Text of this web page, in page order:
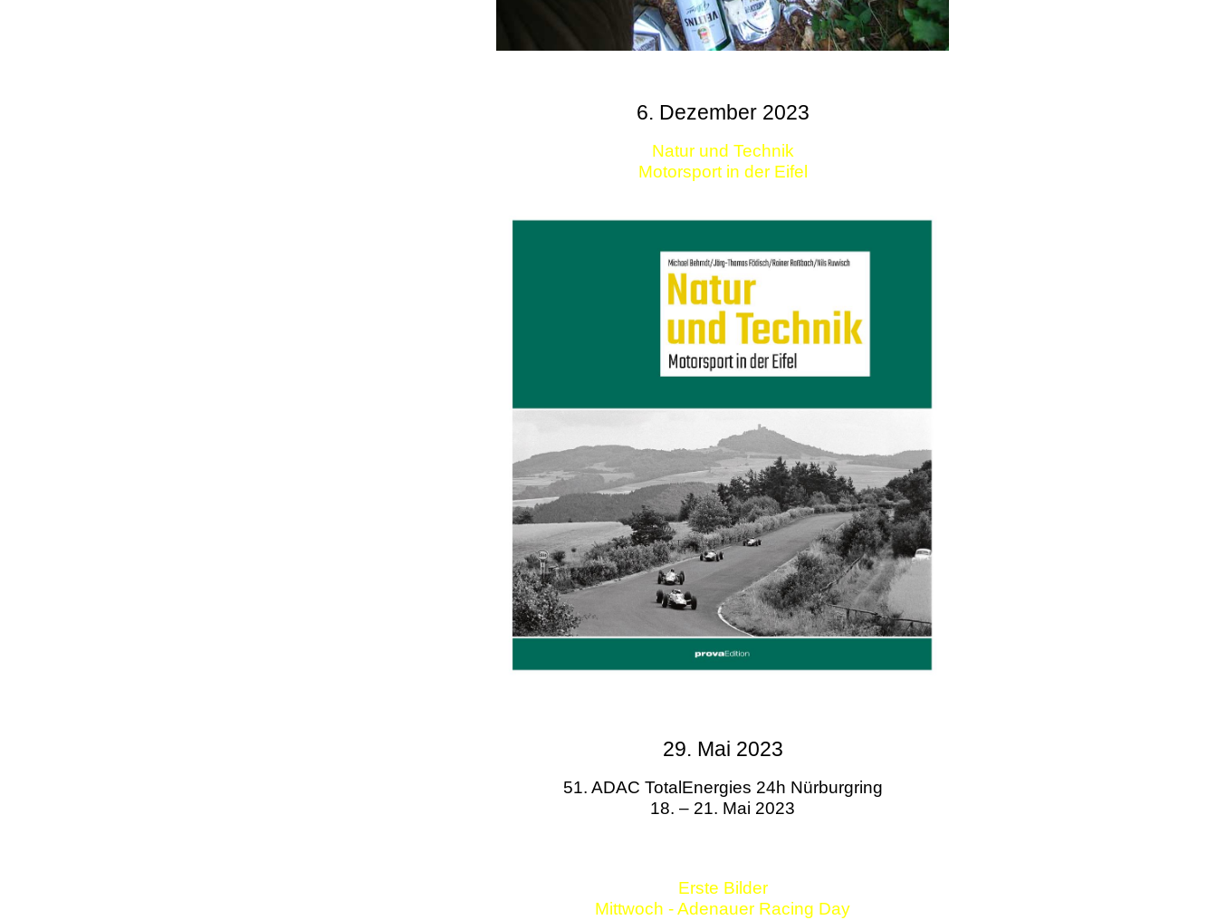
6. Dezember 2023
Natur und Technik
Motorsport in der Eifel
29. Mai 2023
51. ADAC TotalEnergies 24h Nürburgring
18. – 21. Mai 2023
Erste Bilder
Mittwoch - Adenauer Racing Day